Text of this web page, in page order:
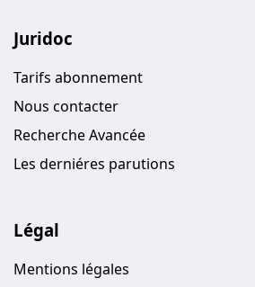
Juridoc
Tarifs abonnement
Nous contacter
Recherche Avancée
Les derniéres parutions
Légal
Mentions légales